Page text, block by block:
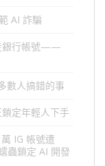
AI 詐騙
銀行帳號——
數人搞錯的事
定年輕人下手
IG 帳號遭
蟲鎖定 AI 開發